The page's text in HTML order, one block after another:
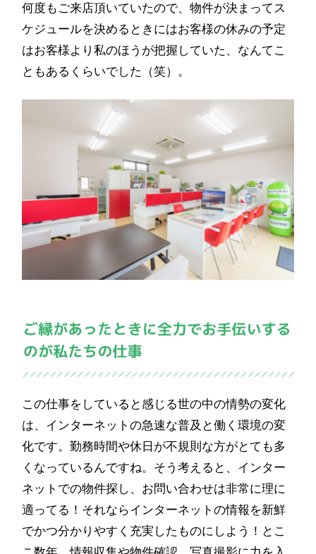
何度もご来店頂いていたので、物件が決まってス
ケジュールを決めるときにはお客様の休みの予定
はお客様より私のほうが把握していた、なんてこ
ともあるくらいでした（笑）。
この仕事をしていると感じる世の中の情勢の変化
は、インターネットの急速な普及と働く環境の変
化です。勤務時間や休日が不規則な方がとても多
くなっているんですね。そう考えると、インター
ネットでの物件探し、お問い合わせは非常に理に
適ってる！それならインターネットの情報を新鮮
でかつ分かりやすく充実したものにしよう！とこ